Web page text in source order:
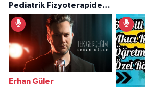
Pediatrik Fizyoterapiden
İlham Veren Hikâyeler
Erhan Güler